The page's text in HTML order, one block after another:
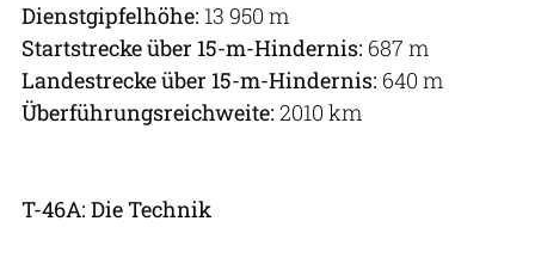
Dienstgipfelhöhe: 13 950 m
Startstrecke über 15-m-Hindernis: 687 m
Landestrecke über 15-m-Hindernis: 640 m
Überführungsreichweite: 2010 km
T-46A: Die Technik